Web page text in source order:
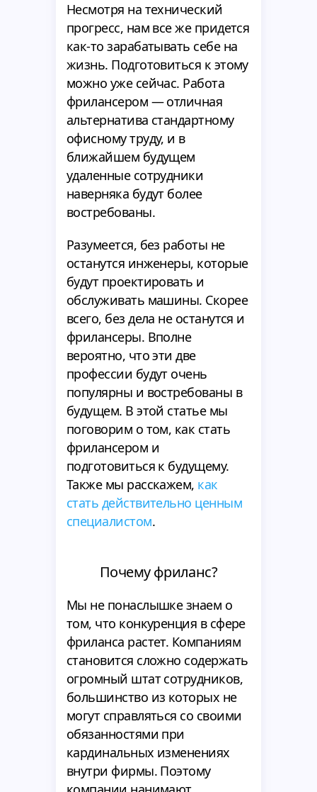
Несмотря на технический
прогресс, нам все же придется
как-то зарабатывать себе на
жизнь. Подготовиться к этому
можно уже сейчас. Работа
фрилансером — отличная
альтернатива стандартному
офисному труду, и в
ближайшем будущем
удаленные сотрудники
наверняка будут более
востребованы.
Разумеется, без работы не
останутся инженеры, которые
будут проектировать и
обслуживать машины. Скорее
всего, без дела не останутся и
фрилансеры. Вполне
вероятно, что эти две
профессии будут очень
популярны и востребованы в
будущем. В этой статье мы
поговорим о том, как стать
фрилансером и
подготовиться к будущему.
Также мы расскажем, как
стать действительно ценным
специалистом.
Почему фриланс?
Мы не понаслышке знаем о
том, что конкуренция в сфере
фриланса растет. Компаниям
становится сложно содержать
огромный штат сотрудников,
большинство из которых не
могут справляться со своими
обязанностями при
кардинальных изменениях
внутри фирмы. Поэтому